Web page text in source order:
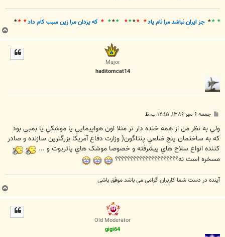
* *
* جز ايران نباشد مرا نام ياد* *
*
*
*
*
*
*
* که يزدان مرا زين سبب کام داد* *
*
ب
ا
Major
haditomcat14
پ
ت
جمعه ۶ مهر ۱۳۸۶, ۱۲:۱۵ ب.ظ
ولي به نظر من از همه خنده دار تر مثلا اون هواپيمايي يا موشکي يا بمبي بود
که به ساختمان پنج ضلعي پنتاگون( وزارت دفاع آمريکا بزرگترين سازنده و صادر
کننده انواع سلاح هاي پيشرفته و خصوصا موشک هاي پاتريوت و ...
مسخره است نه؟؟؟؟؟؟؟؟؟؟؟؟؟؟؟؟؟؟؟؟؟
آینده در دست شما کاربران گرامی می باشد موفق باشی
ب
ا
Old Moderator
gigi64